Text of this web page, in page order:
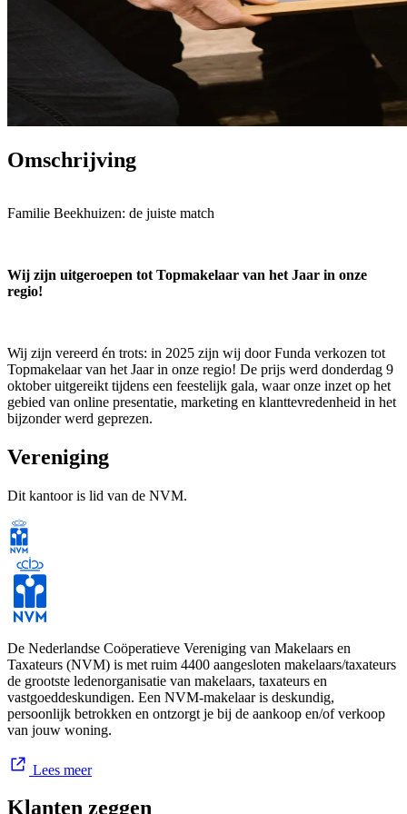
Omschrijving
Familie Beekhuizen: de juiste match
Wij zijn uitgeroepen tot Topmakelaar van het Jaar in onze
regio!
Wij zijn vereerd én trots: in 2025 zijn wij door Funda verkozen tot
Topmakelaar van het Jaar in onze regio! De prijs werd donderdag 9
oktober uitgereikt tijdens een feestelijk gala, waar onze inzet op het
gebied van online presentatie, marketing en klanttevredenheid in het
bijzonder werd geprezen.
Deze erkenning voelt extra speciaal, omdat die mede te danken is
aan de aanbevelingen van onze opdrachtgevers – van jullie dus!
Bij Familie Beekhuizen draait het al generaties lang om meer dan
persoonlijke aandacht. In de klik tussen makelaar en opdrachtgever
– tussen mensen.
Wij danken onze opdrachtgevers voor hun vertrouwen en mooie
woorden, ons team – Romy, Janine, Ap, Twan, Iris en Roos – voor
hun betrokkenheid en inzet, en Funda voor deze bijzondere
waardering.
Bij Familie Beekhuizen draait het om meer dan stenen en cijfers.
Het draait om mensen. Om verhalen. Om het vinden van de juiste
natuurlijk tussen mens en woning.
Vereniging
Dit kantoor is lid van de NVM.
De Nederlandse Coöperatieve Vereniging van Makelaars en
Taxateurs (NVM) is met ruim 4400 aangesloten makelaars/taxateurs
de grootste ledenorganisatie van makelaars, taxateurs en
vastgoeddeskundigen. Een NVM-makelaar is deskundig,
persoonlijk betrokken en ontzorgt je bij de aankoop en/of verkoop
van jouw woning.
Lees meer
Klanten zeggen